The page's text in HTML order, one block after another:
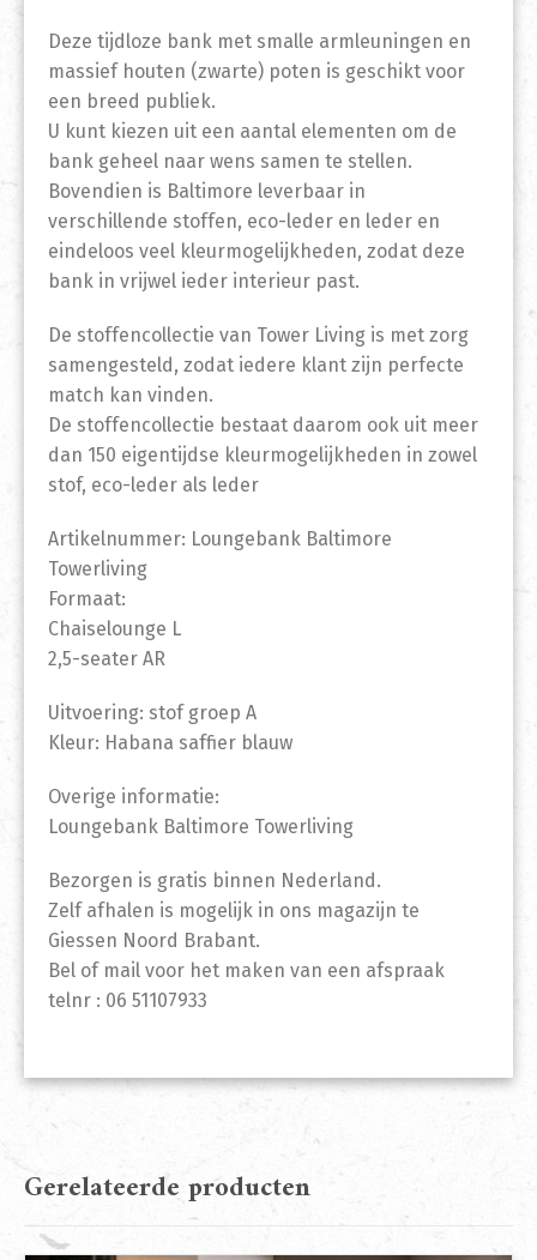
Deze tijdloze bank met smalle armleuningen en
massief houten (zwarte) poten is geschikt voor
een breed publiek.
U kunt kiezen uit een aantal elementen om de
bank geheel naar wens samen te stellen.
Bovendien is Baltimore leverbaar in
verschillende stoffen, eco-leder en leder en
eindeloos veel kleurmogelijkheden, zodat deze
bank in vrijwel ieder interieur past.
De stoffencollectie van Tower Living is met zorg
samengesteld, zodat iedere klant zijn perfecte
match kan vinden.
De stoffencollectie bestaat daarom ook uit meer
dan 150 eigentijdse kleurmogelijkheden in zowel
stof, eco-leder als leder
Artikelnummer: Loungebank Baltimore
Towerliving
Formaat:
Chaiselounge L
2,5-seater AR
Uitvoering: stof groep A
Kleur: Habana saffier blauw
Overige informatie:
Loungebank Baltimore Towerliving
Bezorgen is gratis binnen Nederland.
Zelf afhalen is mogelijk in ons magazijn te
Giessen Noord Brabant.
Bel of mail voor het maken van een afspraak
telnr : 06 51107933
Gerelateerde producten